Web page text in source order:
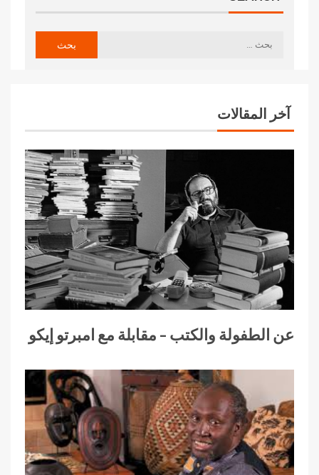
آخر المقالات
عن الطفولة والكتب – مقابلة مع امبرتو إيكو